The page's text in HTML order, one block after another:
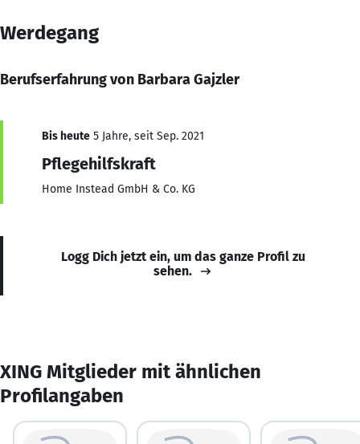
Werdegang
Berufserfahrung von Barbara Gajzler
Bis heute 5 Jahre, seit Sep. 2021
Pflegehilfskraft
Home Instead GmbH & Co. KG
Logg Dich jetzt ein, um das ganze Profil zu
sehen.
XING Mitglieder mit ähnlichen
Profilangaben